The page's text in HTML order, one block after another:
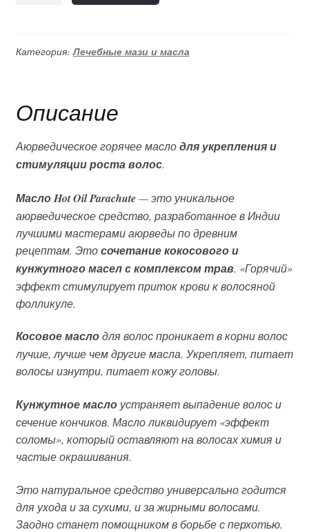
волос
Категория:Лечебные мази и масла
Описание
Аюрведическое горячее маслодля укрепления и
стимуляции роста волос.
Масло Hot Oil Parachute— это уникальное
аюрведическое средство, разработанное в Индии
лучшими мастерами аюрведы по древним
рецептам. Этосочетание кокосового и
кунжутного масел с комплексом трав. «Горячий»
эффект стимулирует приток крови к волосяной
фолликуле.
Косовое маслодля волос проникает в корни волос
лучше, лучше чем другие масла. Укрепляет, питает
волосы изнутри, питает кожу головы.
Кунжутное маслоустраняет выпадение волос и
сечение кончиков. Масло ликвидирует «эффект
соломы», который оставляют на волосах химия и
частые окрашивания.
Это натуральное средство универсально годится
для ухода и за сухими, и за жирными волосами.
Заодно станет помощником в борьбе с перхотью.